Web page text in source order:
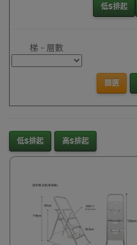
低$排起
梯 - 層數
篩選
低$排起 高$排起